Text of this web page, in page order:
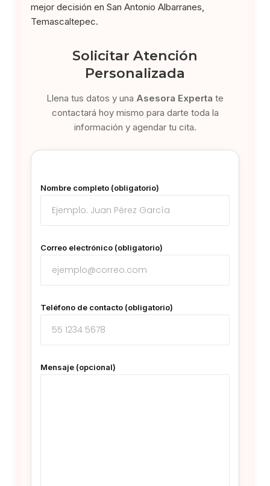
mejor decisión en San Antonio Albarranes,
Temascaltepec.
Solicitar Atención
Personalizada
Llena tus datos y una Asesora Experta te
contactará hoy mismo para darte toda la
información y agendar tu cita.
Nombre completo (obligatorio)
Correo electrónico (obligatorio)
Teléfono de contacto (obligatorio)
Mensaje (opcional)